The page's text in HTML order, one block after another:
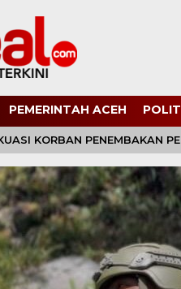
PEMERINTAH ACEH
KORBAN PENEMBAKAN